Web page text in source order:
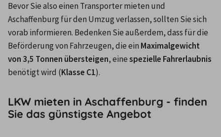
Bevor Sie also einen Transporter mieten und
Aschaffenburg für den Umzug verlassen, sollten Sie sich
vorab informieren. Bedenken Sie außerdem, dass für die
Beförderung von Fahrzeugen, die ein Maximalgewicht
von 3,5 Tonnen übersteigen, eine spezielle Fahrerlaubnis
benötigt wird (Klasse C1).
LKW mieten in Aschaffenburg - finden
Sie das günstigste Angebot